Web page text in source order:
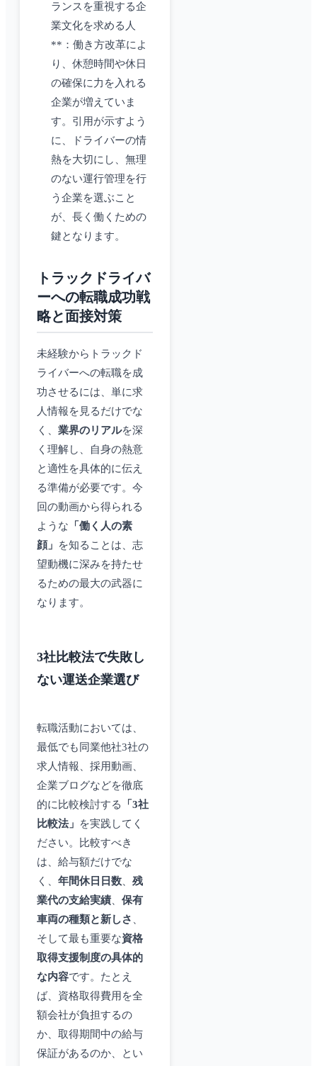
ランスを重視する企
業文化を求める人
**：働き方改革によ
り、休憩時間や休日
の確保に力を入れる
企業が増えていま
す。引用が示すよう
に、ドライバーの情
熱を大切にし、無理
のない運行管理を行
う企業を選ぶこと
が、長く働くための
鍵となります。
トラックドライバ
ーへの転職成功戦
略と面接対策
未経験からトラックド
ライバーへの転職を成
功させるには、単に求
人情報を見るだけでな
く、 業界のリアルを深
く理解し、自身の熱意
と適性を具体的に伝え
る準備が必要です。今
回の動画から得られる
ような 「働く人の素
顔」
を知ることは、志
望動機に深みを持たせ
るための最大の武器に
なります。
3社比較法で失敗し
ない運送企業選び
転職活動においては、
最低でも同業他社3社の
求人情報、採用動画、
企業ブログなどを徹底
的に比較検討する
「3社
比較法」
を実践してく
ださい。比較すべき
は、給与額だけでな
く、 年間休日日数
残
業代の支給実績
保有
車両の種類と新しさ
そして最も重要な資格
取得支援制度の具体的
な内容です。たとえ
ば、資格取得費用を全
額会社が負担するの
か、取得期間中の給与
保証があるのか、とい